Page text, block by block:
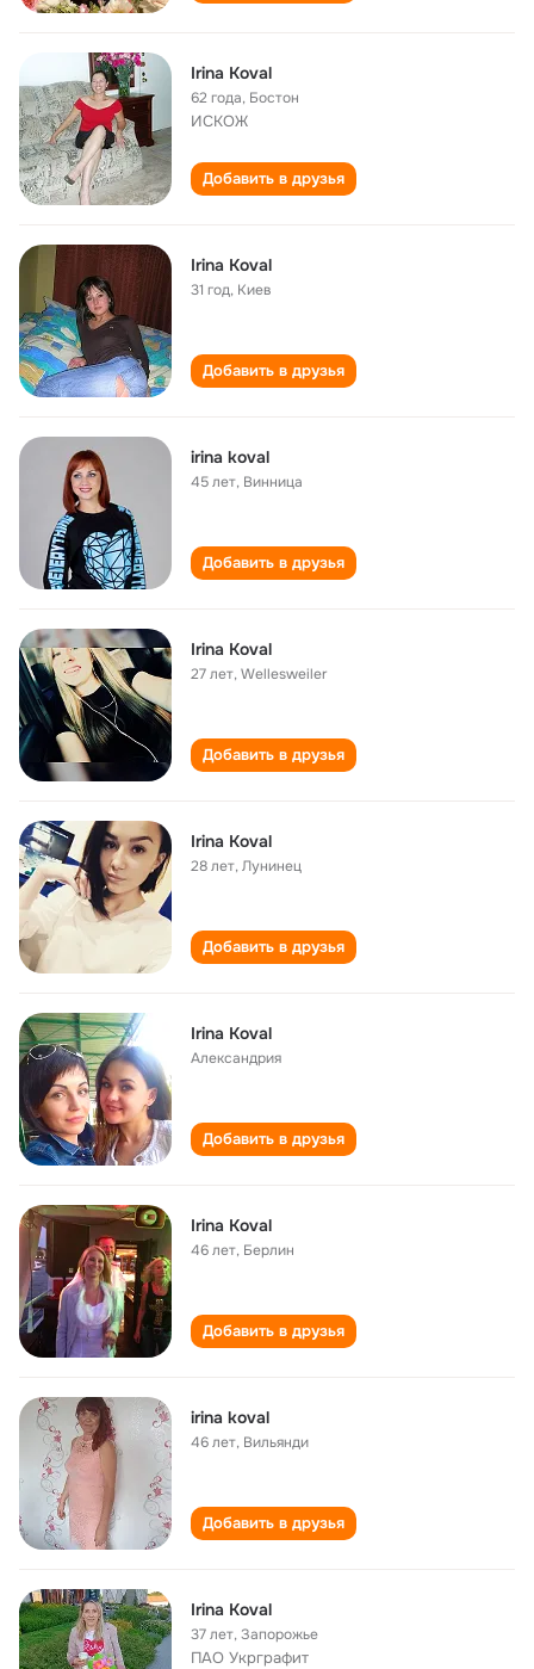
Irina Koval
62 года, Бостон
ИСКОЖ
Добавить в друзья
Irina Koval
31 год, Киев
Добавить в друзья
irina koval
45 лет, Винница
Добавить в друзья
Irina Koval
27 лет,Wellesweiler
Добавить в друзья
Irina Koval
28 лет,Лунинец
Добавить в друзья
Irina Koval
Александрия
Добавить в друзья
Irina Koval
46 лет, Берлин
Добавить в друзья
irina koval
46 лет, Вильянди
Добавить в друзья
Irina Koval
37 лет,Запорожье
ПАО Укрграфит